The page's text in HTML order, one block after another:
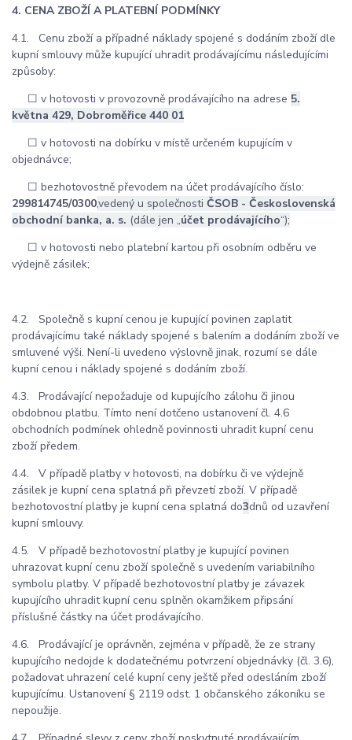
4. CENA ZBOŽÍ A PLATEBNÍ PODMÍNKY
4.1. Cenu zboží a případné náklady spojené s dodáním zboží dle
kupní smlouvy může kupující uhradit prodávajícímu následujícími
způsoby:
☐ v hotovosti v provozovně prodávajícího na adrese 5.
května 429, Dobroměřice 440 01
☐ v hotovosti na dobírku v místě určeném kupujícím v
objednávce;
☐ bezhotovostně převodem na účet prodávajícího číslo:
299814745/0300,vedený u společnosti ČSOB - Československá
obchodní banka, a. s. (dále jen „účet prodávajícího“);
☐ v hotovosti nebo platební kartou při osobním odběru ve
výdejně zásilek;
4.2. Společně s kupní cenou je kupující povinen zaplatit
prodávajícímu také náklady spojené s balením a dodáním zboží ve
smluvené výši. Není-li uvedeno výslovně jinak, rozumí se dále
kupní cenou i náklady spojené s dodáním zboží.
4.3. Prodávající nepožaduje od kupujícího zálohu či jinou
obdobnou platbu. Tímto není dotčeno ustanovení čl. 4.6
obchodních podmínek ohledně povinnosti uhradit kupní cenu
zboží předem.
4.4. V případě platby v hotovosti, na dobírku či ve výdejně
zásilek je kupní cena splatná při převzetí zboží. V případě
bezhotovostní platby je kupní cena splatná do3dnů od uzavření
kupní smlouvy.
4.5. V případě bezhotovostní platby je kupující povinen
uhrazovat kupní cenu zboží společně s uvedením variabilního
symbolu platby. V případě bezhotovostní platby je závazek
kupujícího uhradit kupní cenu splněn okamžikem připsání
příslušné částky na účet prodávajícího.
4.6. Prodávající je oprávněn, zejména v případě, že ze strany
kupujícího nedojde k dodatečnému potvrzení objednávky (čl. 3.6),
požadovat uhrazení celé kupní ceny ještě před odesláním zboží
kupujícímu. Ustanovení § 2119 odst. 1 občanského zákoníku se
nepoužije.